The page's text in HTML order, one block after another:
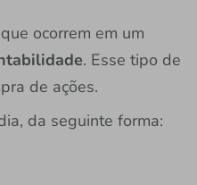
ocorrem em um
. Esse tipo de
de ações.
da seguinte forma: